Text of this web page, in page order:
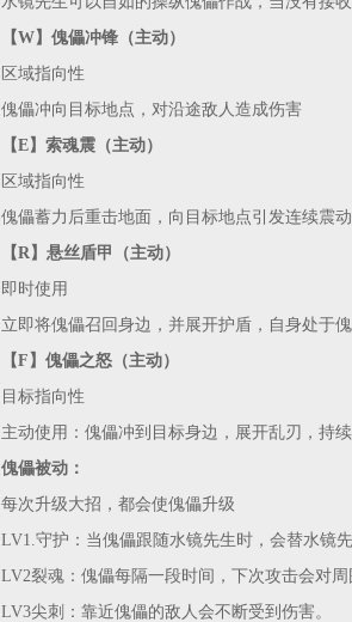
【W】傀儡冲锋（主动）
区域指向性
傀儡冲向目标地点，对沿途敌人造成伤害
【E】索魂震（主动）
区域指向性
傀儡蓄力后重击地面，向目标地点引发连续震
【R】悬丝盾甲（主动）
即时使用
立即将傀儡召回身边，并展开护盾，自身处于
【F】傀儡之怒（主动）
目标指向性
主动使用：傀儡冲到目标身边，展开乱刃，持
傀儡被动：
每次升级大招，都会使傀儡升级
LV1.守护：当傀儡跟随水镜先生时，会替水镜
LV2裂魂：傀儡每隔一段时间，下次攻击会对
LV3尖刺：靠近傀儡的敌人会不断受到伤害。